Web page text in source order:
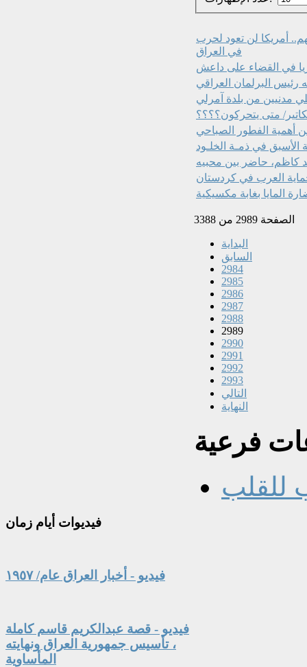
أمريكا لن تعود لحرب
في العراق
في القضاء على داعش
رئيس البرلمان العراقي
مدنيين من بلدة آمرلي
متى يتحركون؟؟؟؟
أهمية الفطور الصباحي
في ذمـة الخلـود
كاظم، حاضر بين محبيه
العرب في كردستان
المايا بغابة مكسيكية
الصفحة 2989 من 3388
البداية
السابق
2984
2985
2986
2987
2988
2989
2990
2991
2992
2993
التالي
النهاية
فرعية
للقلب
فيديوات أيام زمان
فيديو - أخبار العراق عام/ ١٩٥٧
فيديو - قصة عبدالكريم قاسم كاملة
، تأسيس جمهورية العراق ونهايته
المأساوية